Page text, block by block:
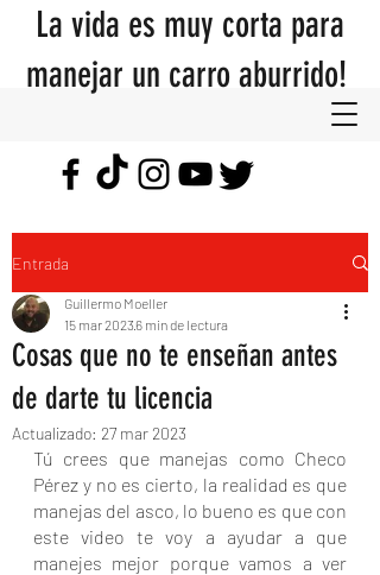
La vida es muy corta para
manejar un carro aburrido!
Entrada
Cosas que no te enseñan antes
de darte tu licencia
Guillermo Moeller
15 mar 2023 6 min de lectura
Actualizado: 27 mar 2023
Tú crees que manejas como Checo
Pérez y no es cierto, la realidad es que
manejas del asco, lo bueno es que con
este video te voy a ayudar a que
manejes mejor porque vamos a ver